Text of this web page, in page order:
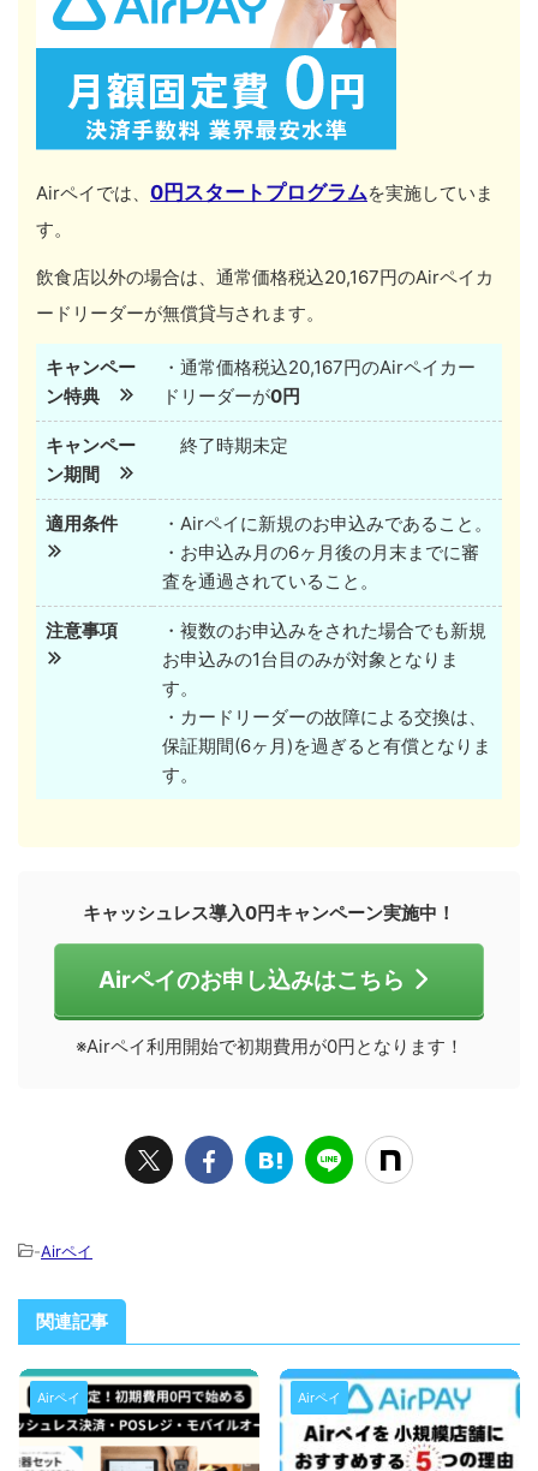
Airペイでは、 0円スタートプログラムを実施していま
す。
飲食店以外の場合は、通常価格税込20,167円のAirペイカ
ードリーダーが無償貸与されます。
キャンペー
ン特典
・通常価格税込20,167円のAirペイカー
ドリーダーが0円
キャンペー
ン期間
終了時期未定
適用条件
・Airペイに新規のお申込みであること。
・お申込み月の6ヶ月後の月末までに審
査を通過されていること。
注意事項
・複数のお申込みをされた場合でも新規
お申込みの1台目のみが対象となりま
す。
・カードリーダーの故障による交換は、
保証期間(6ヶ月)を過ぎると有償となりま
す。
キャッシュレス導入0円キャンペーン実施中！
Airペイのお申し込みはこちら
※Airペイ利用開始で初期費用が0円となります！
-Airペイ
関連記事
Airペイ Airペイ